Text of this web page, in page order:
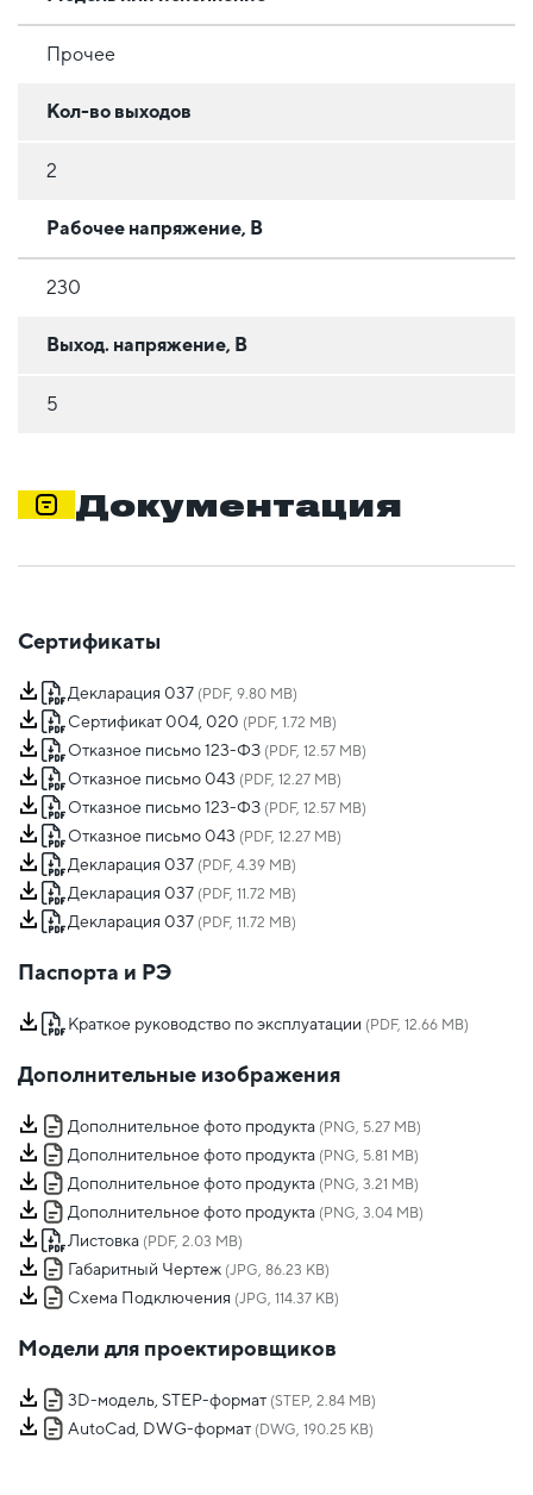
Прочее
Кол-во выходов
2
Рабочее напряжение, В
230
Выход. напряжение, В
5
Документация
Сертификаты
Декларация 037 (PDF, 9.80 MB)
Сертификат 004, 020 (PDF, 1.72 MB)
Отказное письмо 123-ФЗ (PDF, 12.57 MB)
Отказное письмо 043 (PDF, 12.27 MB)
Отказное письмо 123-ФЗ (PDF, 12.57 MB)
Отказное письмо 043 (PDF, 12.27 MB)
Декларация 037 (PDF, 4.39 MB)
Декларация 037 (PDF, 11.72 MB)
Декларация 037 (PDF, 11.72 MB)
Паспорта и РЭ
Краткое руководство по эксплуатации (PDF, 12.66 MB)
Дополнительные изображения
Дополнительное фото продукта (PNG, 5.27 MB)
Дополнительное фото продукта (PNG, 5.81 MB)
Дополнительное фото продукта (PNG, 3.21 MB)
Дополнительное фото продукта (PNG, 3.04 MB)
Листовка (PDF, 2.03 MB)
Габаритный Чертеж (JPG, 86.23 KB)
Схема Подключения (JPG, 114.37 KB)
Модели для проектировщиков
3D-модель, STEP-формат (STEP, 2.84 MB)
AutoCad, DWG-формат (DWG, 190.25 KB)